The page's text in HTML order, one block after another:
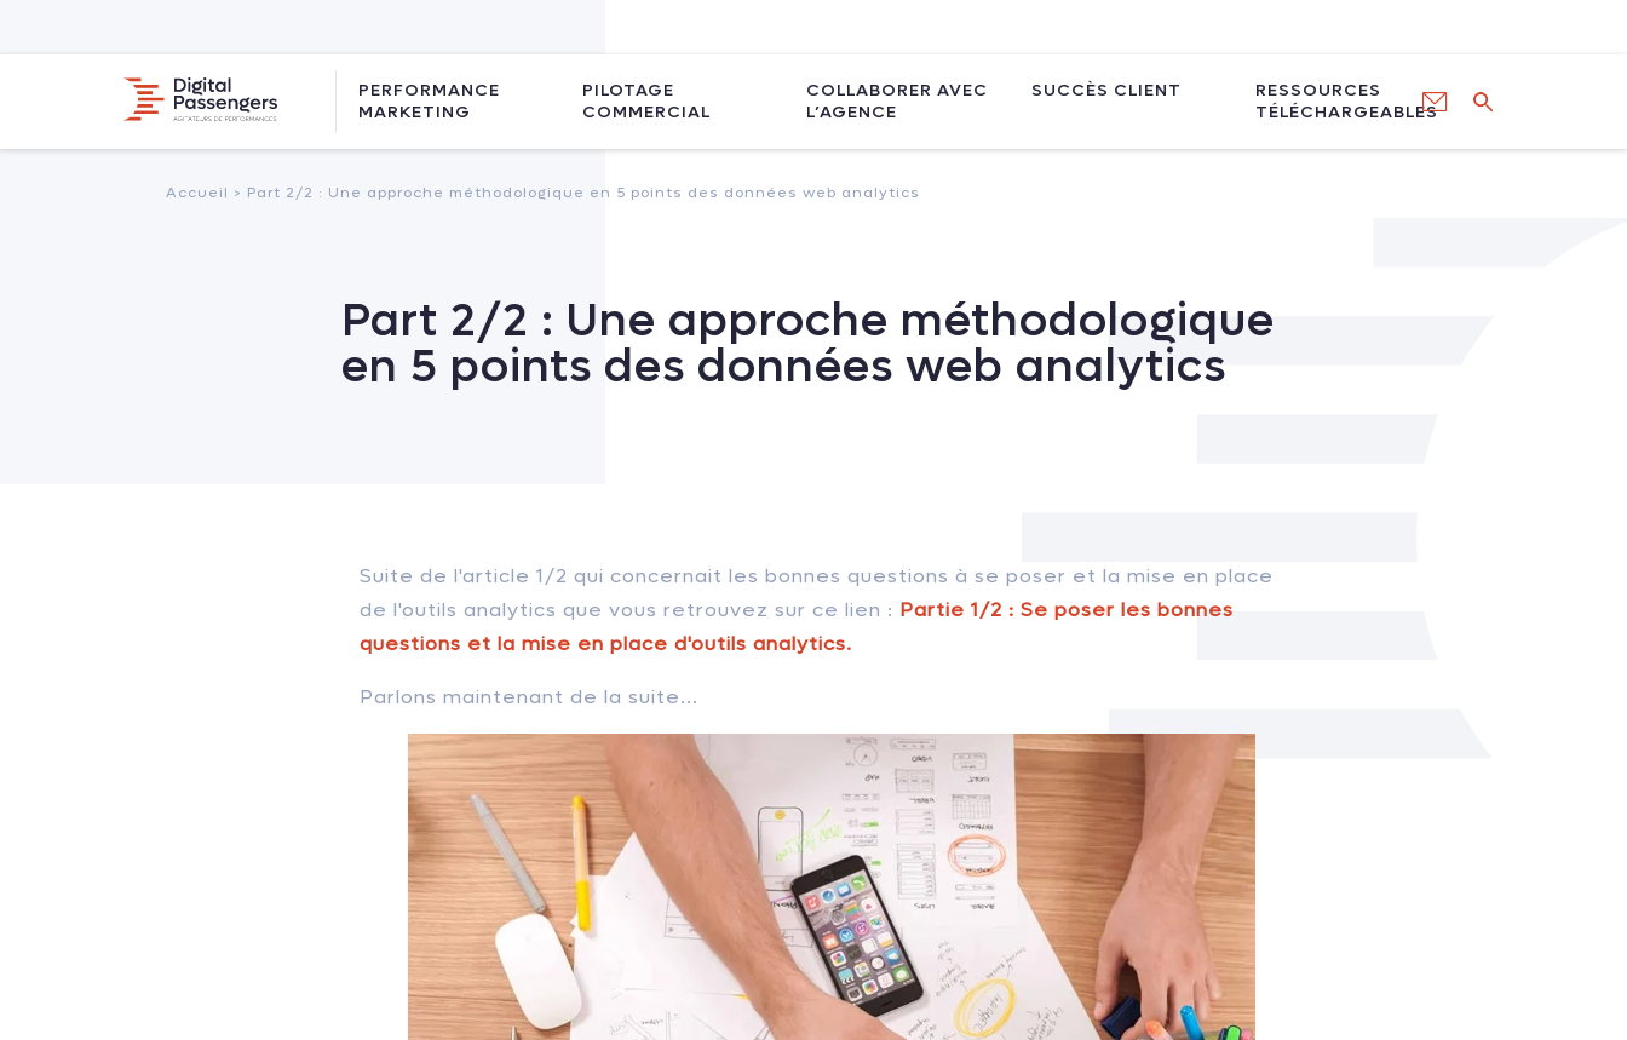
PERFORMANCE
MARKETING
PILOTAGE
COMMERCIAL
COLLABORER AVEC
L’AGENCE
SUCCÈS CLIENT
RESSOURCES
TÉLÉCHARGEABLES
Accueil > Part 2/2 : Une approche méthodologique en 5 points des données web analytics
Part 2/2 : Une approche méthodologique
en 5 points des données web analytics
Suite de l'article 1/2 qui concernait les bonnes questions à se poser et la mise en place
de l'outils analytics que vous retrouvez sur ce lien : Partie 1/2 : Se poser les bonnes
questions et la mise en place d'outils analytics.
Parlons maintenant de la suite...